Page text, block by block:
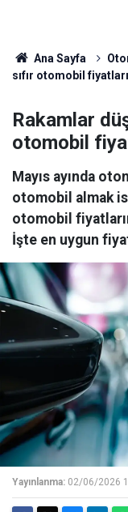
Ana Sayfa
sıfır otomobil fiyatları
Rakamlar
otomobil
Mayıs ayında
otomobil almak
otomobil
İşte en uygun
Yayınlanma: 02/06/2026